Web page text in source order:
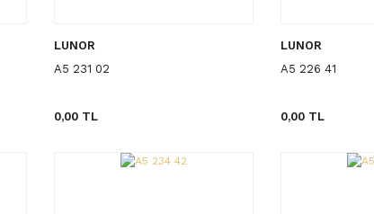
LUNOR
A5 231 02
0,00 TL
LUNOR
A5 226 41
0,00 TL